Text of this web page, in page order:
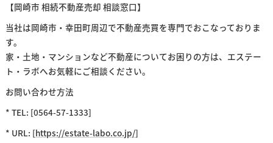
【岡崎市 相続不動産売却 相談窓口】
当社は岡崎市・幸田町周辺で不動産売買を専門でおこなっておりま
す。
家・土地・マンションなど不動産についてお困りの方は、エステー
ト・ラボへお気軽にご相談ください。
お問い合わせ方法
* TEL: [0564-57-1333]
* URL: [https://estate-labo.co.jp/]